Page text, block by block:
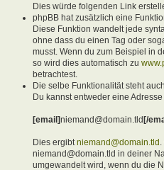
Dies würde folgenden Link
phpBB hat zusätzlich eine
Diese Funktion wandelt jede
ohne dass du einen Tag oder
musst. Wenn du zum Beispiel in
so wird dies automatisch zu
betrachtest.
Die selbe Funktionalität steht
Du kannst entweder eine
[email]niemand@domain.tld[/
Dies ergibtniemand@domain.tld
niemand@domain.tld in deiner
umgewandelt wird, wenn du die